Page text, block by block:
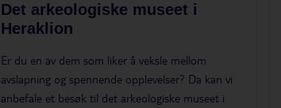
Det arkeologiske museet i
Heraklion
Er du en av dem som liker å veksle mellom
avslapning og spennende opplevelser? Da kan vi
anbefale et besøk til det arkeologiske museet i